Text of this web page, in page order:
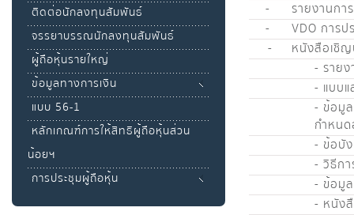
-
รายงานกา
-
VDO การ
-
หนังสือเชิญ
- ราย
- แบบ
- ข้อมูล
กำหนด
- ข้อบั
- วิธีกา
- ข้อมู
- หนัง
ติดต่อนักลงทุนสัมพันธ์
จรรยาบรรณนักลงทุนสัมพันธ์
ผู้ถือหุ้นรายใหญ่
ข้อมูลทางการเงิน
แบบ 56-1
หลักเกณฑ์การให้สิทธิผู้ถือหุ้นส่วน
น้อยฯ
การประชุมผู้ถือหุ้น